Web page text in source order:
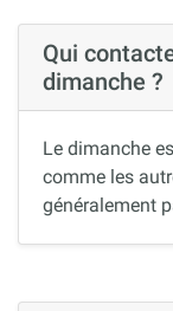
Qui
dimanche ?
Le dimanche
comme les
généralement